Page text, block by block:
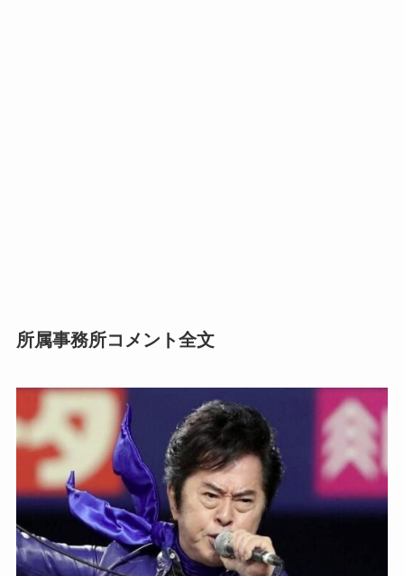
所属事務所コメント全文